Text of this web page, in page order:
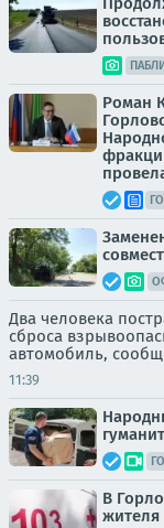
Роман
Два человека
сброса
автомобиль,
11:39
В
жителя